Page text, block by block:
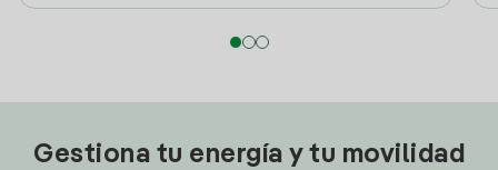
Gestiona tu energía y tu movilidad